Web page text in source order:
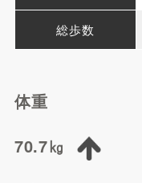
総歩数
体重
70.7㎏